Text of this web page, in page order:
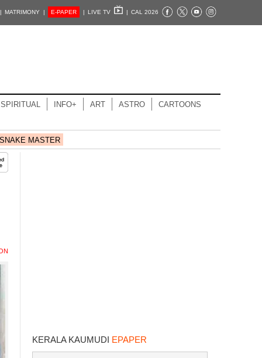
MATRIMONY | E-PAPER | LIVE TV | CAL 2026
SPIRITUAL INFO+ ART ASTRO CARTOONS
MASTER
KERALA KAUMUDI EPAPER